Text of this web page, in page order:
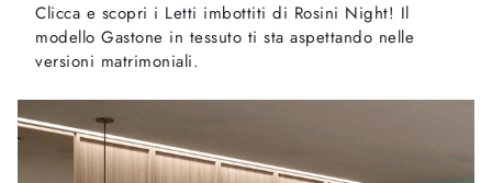
Clicca e scopri i Letti imbottiti di Rosini Night! Il
modello Gastone in tessuto ti sta aspettando nelle
versioni matrimoniali.